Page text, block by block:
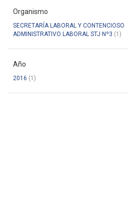
Organismo
SECRETARÍA LABORAL Y CONTENCIOSO
ADMINISTRATIVO LABORAL STJ Nº3 (1)
Año
2016 (1)